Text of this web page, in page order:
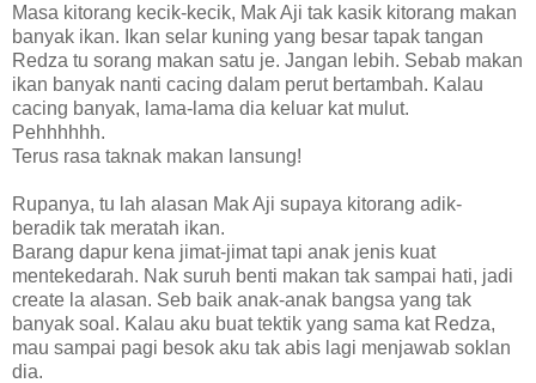
Masa kitorang kecik-kecik, Mak Aji tak kasik kitorang makan
banyak ikan. Ikan selar kuning yang besar tapak tangan
Redza tu sorang makan satu je. Jangan lebih. Sebab makan
ikan banyak nanti cacing dalam perut bertambah. Kalau
cacing banyak, lama-lama dia keluar kat mulut.
Pehhhhhh.
Terus rasa taknak makan lansung!
Rupanya, tu lah alasan Mak Aji supaya kitorang adik-
beradik tak meratah ikan.
Barang dapur kena jimat-jimat tapi anak jenis kuat
mentekedarah. Nak suruh benti makan tak sampai hati, jadi
create la alasan. Seb baik anak-anak bangsa yang tak
banyak soal. Kalau aku buat tektik yang sama kat Redza,
mau sampai pagi besok aku tak abis lagi menjawab soklan
dia.